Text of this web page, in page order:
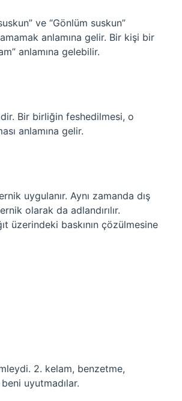
ve “Gönlüm suskun”
anlamına gelir. Bir kişi bir
anlamına gelebilir.
Bir birliğin feshedilmesi, o
anlamına gelir.
uygulanır. Aynı zamanda dış
olarak da adlandırılır.
üzerindeki baskının çözülmesine
2. kelam, benzetme,
uyutmadılar.